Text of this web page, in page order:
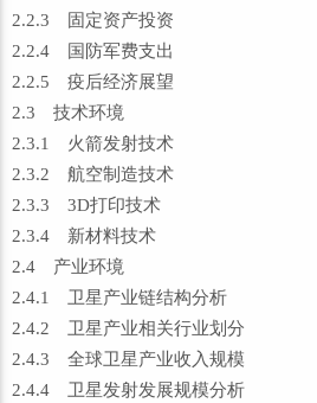
2.2.3 固定资产投资
2.2.4 国防军费支出
2.2.5 疫后经济展望
2.3 技术环境
2.3.1 火箭发射技术
2.3.2 航空制造技术
2.3.3 3D打印技术
2.3.4 新材料技术
2.4 产业环境
2.4.1 卫星产业链结构分析
2.4.2 卫星产业相关行业划分
2.4.3 全球卫星产业收入规模
2.4.4 卫星发射发展规模分析